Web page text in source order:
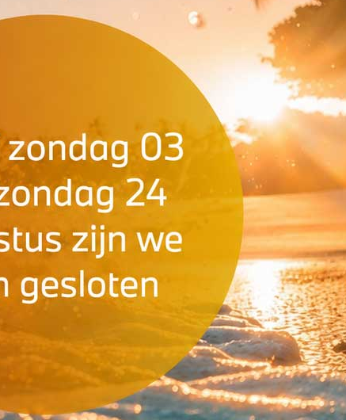
info@benmdaktotaal.nl
073 -
NEEM CONTACT MET ONS
Dakisolatieis de meest rendabele
woning. Via een slecht geïsoleerd dak gaat tot
Met professionele dakisolatie bespaart u
stookkosten en verbetert u het energielabel van
specialist in dakisolatie voor platte en schuine
Brabant, Utrecht en Gelderland.